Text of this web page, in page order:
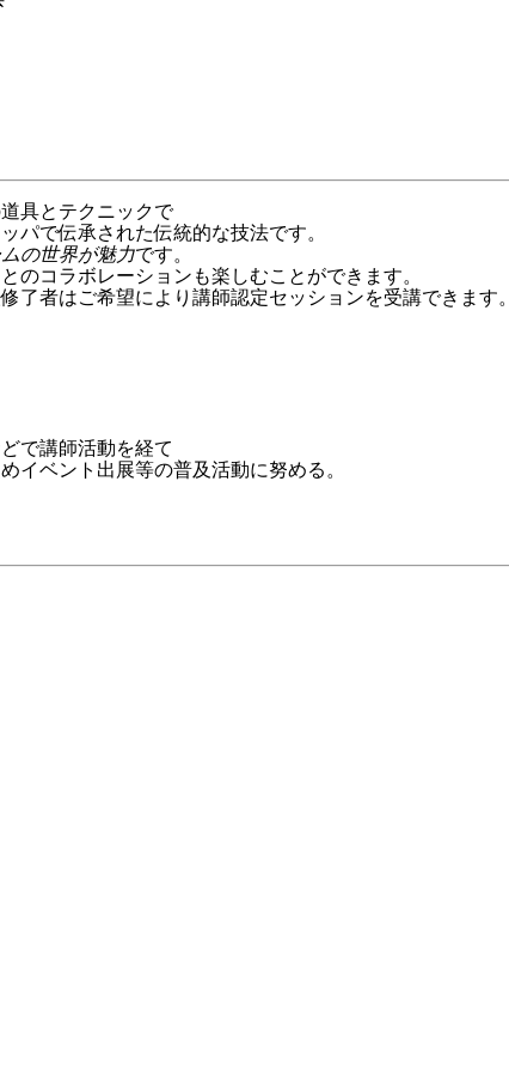
具とテクニックで
パで伝承された伝統的な技法です。
の世界が魅力です。
のコラボレーションも楽しむことができます。
了者はご希望により講師認定セッションを受講できます。
で講師活動を経て
イベント出展等の普及活動に努める。